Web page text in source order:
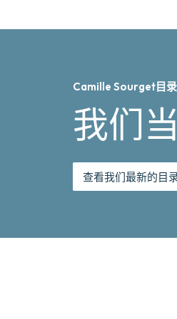
Camille Sourget目录
我们
查看我们最新的目